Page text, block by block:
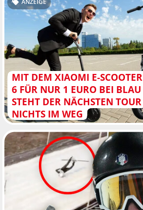
MIT DEM XIAOMI E-SCOOTER
6 FÜR NUR 1 EURO BEI BLAU
STEHT DER NÄCHSTEN TOUR
NICHTS IM WEG
ANZEIGE